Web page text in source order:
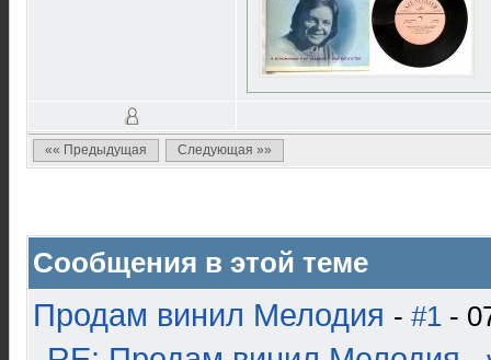
«« Предыдущая Следующая »»
Сообщения в этой теме
Продам винил Мелодия - #1 -